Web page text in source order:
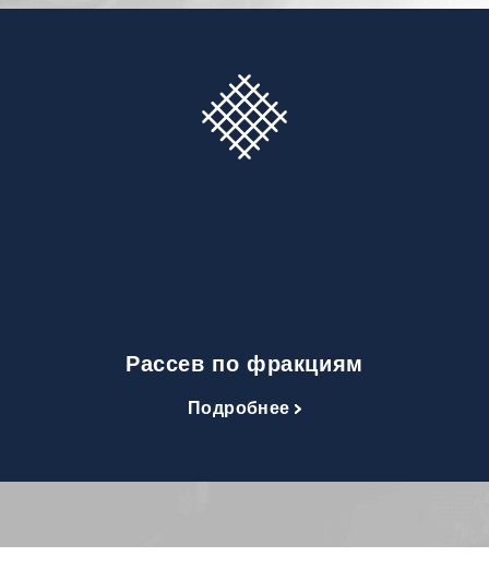
Рассев по фракциям
Подробнее